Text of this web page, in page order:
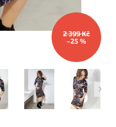
2 399 Kč
–25 %